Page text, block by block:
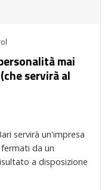
mai
servirà al
servirà un'impresa
da un
a disposizione